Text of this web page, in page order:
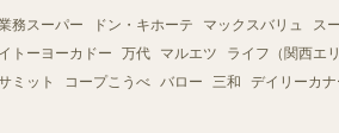
務スーパー ドン・キホーテ マックスバリュ ス
イトーヨーカドー
万代 マルエツ ライフ（関西エリ
ミット
コープこうべ バロー 三和 デイリーカナ